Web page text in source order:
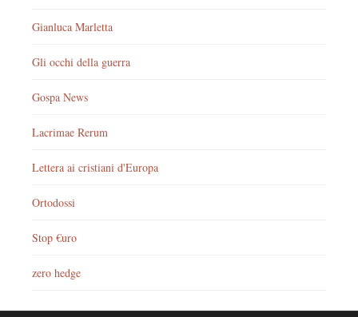
Gianluca Marletta
Gli occhi della guerra
Gospa News
Lacrimae Rerum
Lettera ai cristiani d'Europa
Ortodossi
Stop €uro
zero hedge